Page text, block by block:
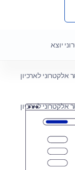
יוצא
אלקטרוני לארכיון
לארכיון